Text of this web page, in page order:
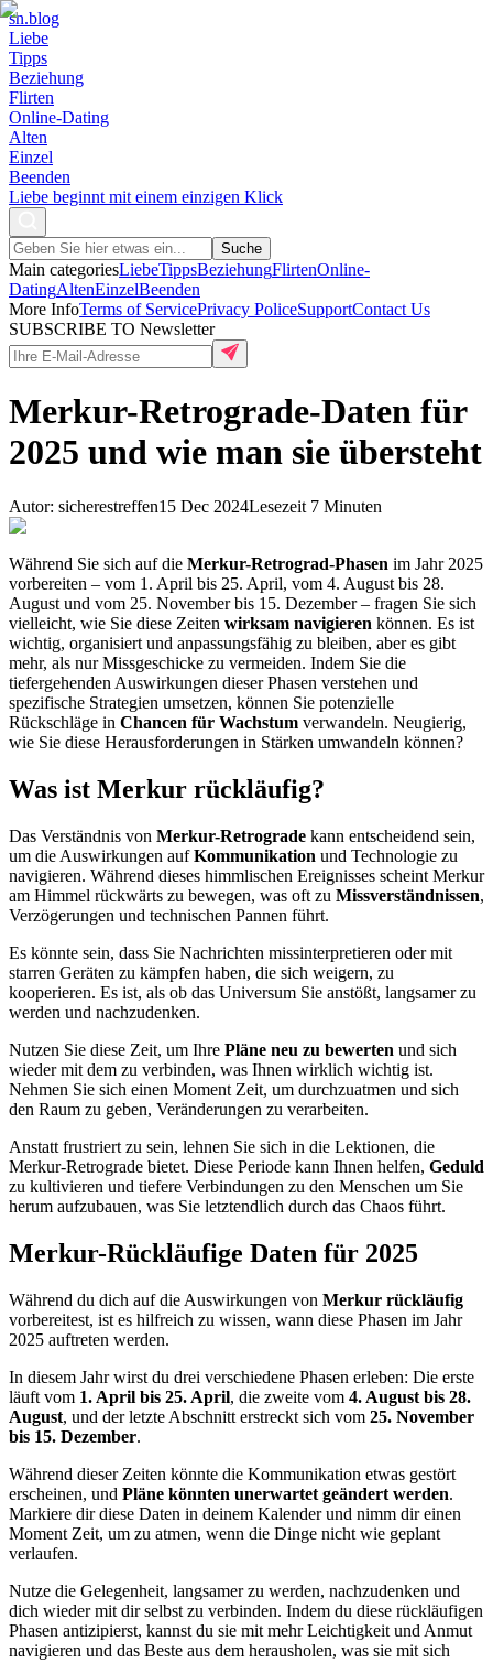
sn.blog
Liebe
Tipps
Beziehung
Flirten
Online-Dating
Alten
Einzel
Beenden
Liebe beginnt mit einem einzigen Klick
Suche
Main categoriesLiebeTippsBeziehungFlirtenOnline-
DatingAltenEinzelBeenden
More InfoTerms of ServicePrivacy PoliceSupportContact Us
SUBSCRIBE TO Newsletter
Merkur-Retrograde-Daten für
2025 und wie man sie übersteht
Autor: sicherestreffen15 Dec 2024Lesezeit 7 Minuten
Während Sie sich auf die Merkur-Retrograd-Phasen im Jahr 2025
vorbereiten – vom 1. April bis 25. April, vom 4. August bis 28.
August und vom 25. November bis 15. Dezember – fragen Sie sich
vielleicht, wie Sie diese Zeiten wirksam navigieren können. Es ist
wichtig, organisiert und anpassungsfähig zu bleiben, aber es gibt
mehr, als nur Missgeschicke zu vermeiden. Indem Sie die
tiefergehenden Auswirkungen dieser Phasen verstehen und
spezifische Strategien umsetzen, können Sie potenzielle
Rückschläge in Chancen für Wachstum verwandeln. Neugierig,
wie Sie diese Herausforderungen in Stärken umwandeln können?
Was ist Merkur rückläufig?
Das Verständnis von Merkur-Retrograde kann entscheidend sein,
um die Auswirkungen aufKommunikation und Technologie zu
navigieren. Während dieses himmlischen Ereignisses scheint Merkur
am Himmel rückwärts zu bewegen, was oft zu Missverständnissen,
Verzögerungen und technischen Pannen führt.
Es könnte sein, dass Sie Nachrichten missinterpretieren oder mit
starren Geräten zu kämpfen haben, die sich weigern, zu
kooperieren. Es ist, als ob das Universum Sie anstößt, langsamer zu
werden und nachzudenken.
Nutzen Sie diese Zeit, um Ihre Pläne neu zu bewerten und sich
wieder mit dem zu verbinden, was Ihnen wirklich wichtig ist.
Nehmen Sie sich einen Moment Zeit, um durchzuatmen und sich
den Raum zu geben, Veränderungen zu verarbeiten.
Anstatt frustriert zu sein, lehnen Sie sich in die Lektionen, die
Merkur-Retrograde bietet. Diese Periode kann Ihnen helfen, Geduld
zu kultivieren und tiefere Verbindungen zu den Menschen um Sie
herum aufzubauen, was Sie letztendlich durch das Chaos führt.
Merkur-Rückläufige Daten für 2025
Während du dich auf die Auswirkungen von Merkur rückläufig
vorbereitest, ist es hilfreich zu wissen, wann diese Phasen im Jahr
2025 auftreten werden.
In diesem Jahr wirst du drei verschiedene Phasen erleben: Die erste
läuft vom 1. April bis 25. April, die zweite vom 4. August bis 28.
August, und der letzte Abschnitt erstreckt sich vom 25. November
bis 15. Dezember.
Während dieser Zeiten könnte die Kommunikation etwas gestört
erscheinen, und Pläne könnten unerwartet geändert werden.
Markiere dir diese Daten in deinem Kalender und nimm dir einen
Moment Zeit, um zu atmen, wenn die Dinge nicht wie geplant
verlaufen.
Nutze die Gelegenheit, langsamer zu werden, nachzudenken und
dich wieder mit dir selbst zu verbinden. Indem du diese rückläufigen
Phasen antizipierst, kannst du sie mit mehr Leichtigkeit und Anmut
navigieren und das Beste aus dem herausholen, was sie mit sich